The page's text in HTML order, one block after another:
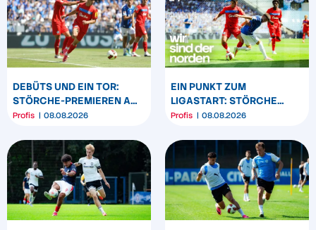
DEBÜTS UND EIN TOR:
STÖRCHE-PREMIEREN AM
„BÖLLE“
Profis 08.08.2026
EIN PUNKT ZUM
LIGASTART: STÖRCHE
SPIELEN REMIS IN
Profis 08.08.2026